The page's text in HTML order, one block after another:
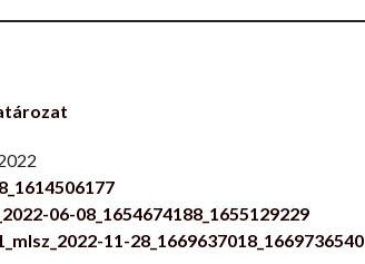
06-08_1654674188_1655129229
11-28_1669637018_1669736540